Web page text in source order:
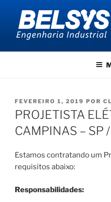
conteúdo
BELSYS
PUBLICADO
EM
FEVEREIRO 1, 2019 POR
PROJETISTA
CAMPINAS – SP
Estamos contratando um
requisitos abaixo:
Responsabilidades: